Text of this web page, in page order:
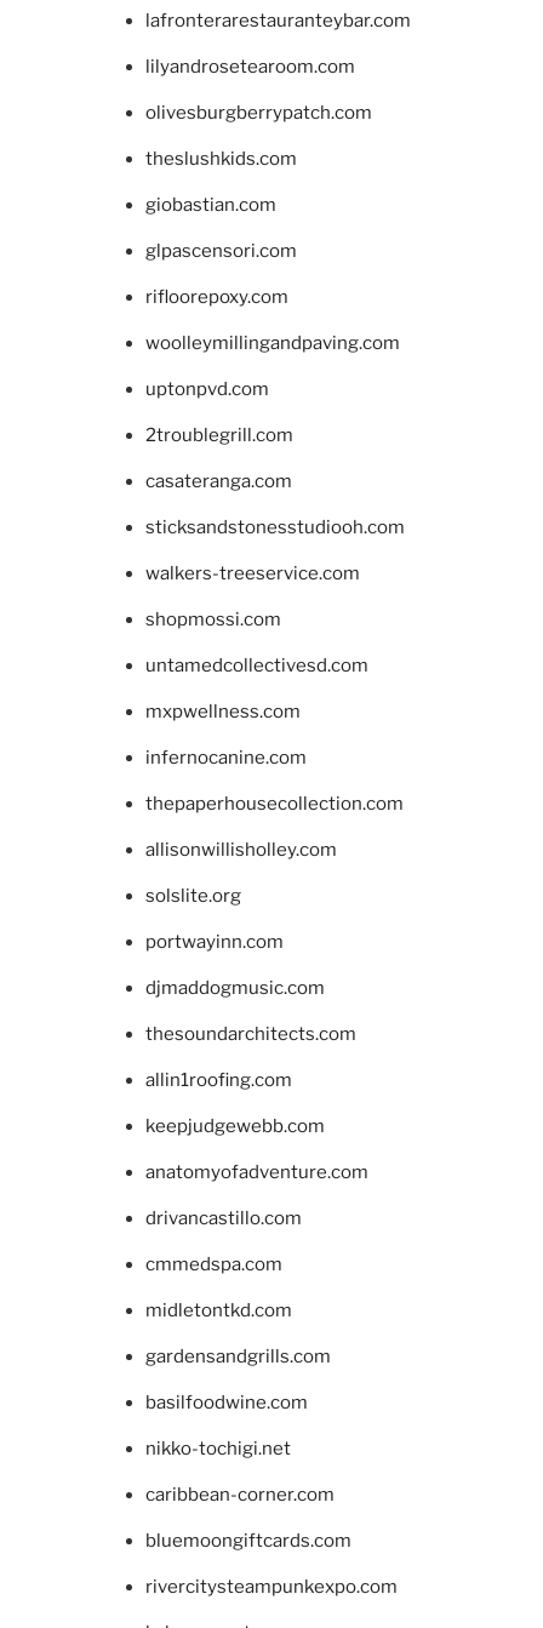
lafronterarestauranteybar.com
lilyandrosetearoom.com
olivesburgberrypatch.com
theslushkids.com
giobastian.com
glpascensori.com
rifloorepoxy.com
woolleymillingandpaving.com
uptonpvd.com
2troublegrill.com
casateranga.com
sticksandstonesstudiooh.com
walkers-treeservice.com
shopmossi.com
untamedcollectivesd.com
mxpwellness.com
infernocanine.com
thepaperhousecollection.com
allisonwillisholley.com
solslite.org
portwayinn.com
djmaddogmusic.com
thesoundarchitects.com
allin1roofing.com
keepjudgewebb.com
anatomyofadventure.com
drivancastillo.com
cmmedspa.com
midletontkd.com
gardensandgrills.com
basilfoodwine.com
nikko-tochigi.net
caribbean-corner.com
bluemoongiftcards.com
rivercitysteampunkexpo.com